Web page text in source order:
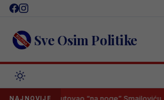
Skip
content Sve Osim Politike
NAJNOVIJE
Švedske otputovao “na noge”